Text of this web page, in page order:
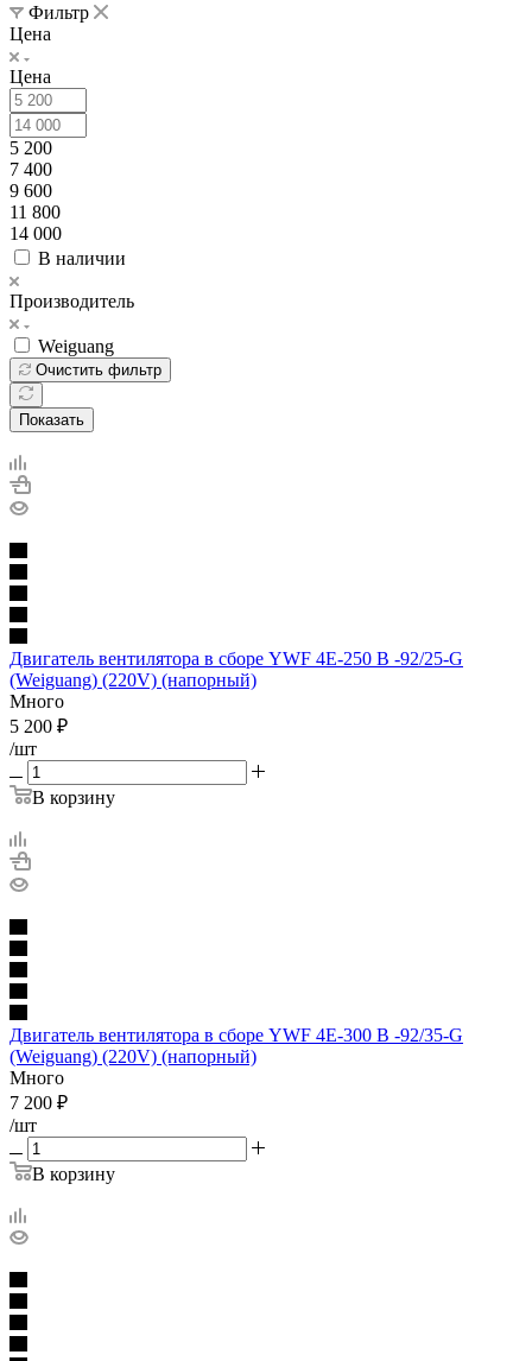
Фильтр
Цена
Цена
5 200
7 400
9 600
11 800
14 000
В наличии
Производитель
Weiguang
Очистить фильтр
Показать
Двигатель вентилятора в сборе YWF 4E-250 B -92/25-G
(Weiguang) (220V) (напорный)
Много
5 200 ₽
/шт
В корзину
Двигатель вентилятора в сборе YWF 4E-300 B -92/35-G
(Weiguang) (220V) (напорный)
Много
7 200 ₽
/шт
В корзину